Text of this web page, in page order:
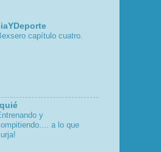
capítulo cuatro.
y
a lo que